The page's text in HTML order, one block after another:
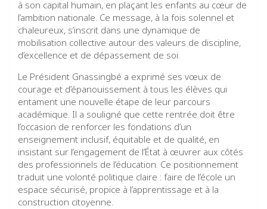
à son capital humain, en plaçant les enfants au cœur de
l’ambition nationale. Ce message, à la fois solennel et
chaleureux, s’inscrit dans une dynamique de
mobilisation collective autour des valeurs de discipline,
d’excellence et de dépassement de soi.
Le Président Gnassingbé a exprimé ses vœux de
courage et d’épanouissement à tous les élèves qui
entament une nouvelle étape de leur parcours
académique. Il a souligné que cette rentrée doit être
l’occasion de renforcer les fondations d’un
enseignement inclusif, équitable et de qualité, en
insistant sur l’engagement de l’État à œuvrer aux côtés
des professionnels de l’éducation. Ce positionnement
traduit une volonté politique claire : faire de l’école un
espace sécurisé, propice à l’apprentissage et à la
construction citoyenne.